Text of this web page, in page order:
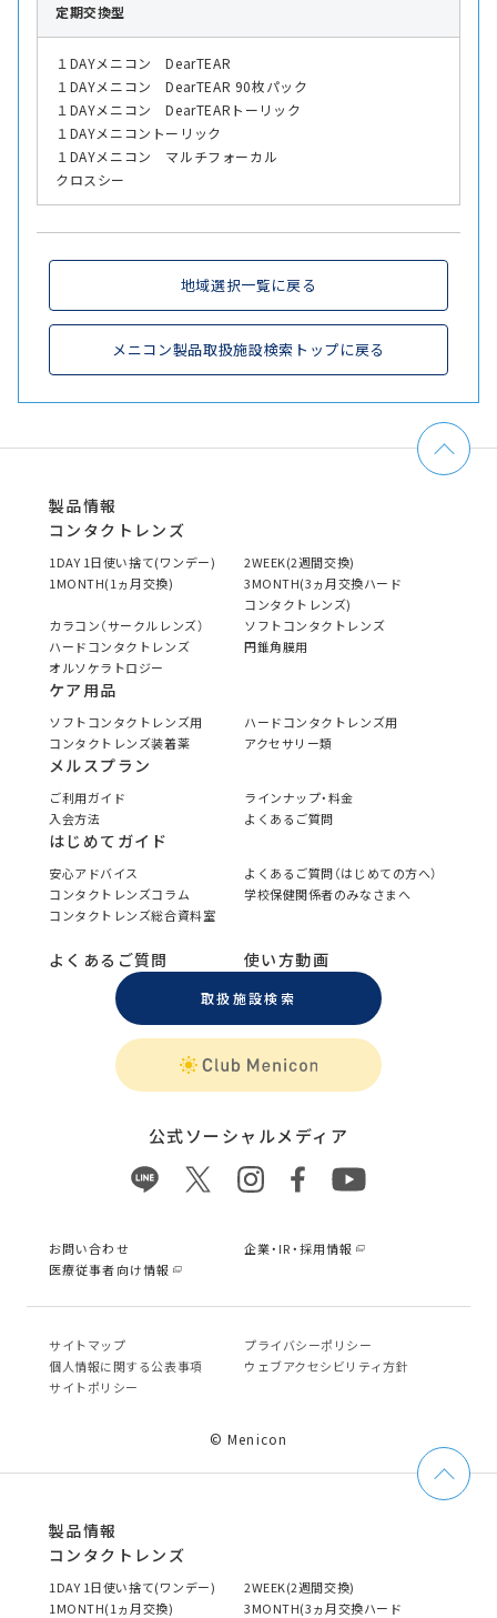
定期交換型
１DAYメニコン DearTEAR
１DAYメニコン DearTEAR 90枚パック
１DAYメニコン DearTEARトーリック
１DAYメニコントーリック
１DAYメニコン マルチフォーカル
クロスシー
地域選択一覧に戻る
メニコン製品取扱施設検索トップに戻る
製品情報
コンタクトレンズ
1DAY 1日使い捨て(ワンデー)
2WEEK(2週間交換)
1MONTH(1ヵ月交換)
3MONTH(3ヵ月交換ハード
コンタクトレンズ)
カラコン（サークルレンズ）
ソフトコンタクトレンズ
ハードコンタクトレンズ
円錐角膜用
オルソケラトロジー
ケア用品
ソフトコンタクトレンズ用
ハードコンタクトレンズ用
コンタクトレンズ装着薬
アクセサリー類
メルスプラン
ご利用ガイド
ラインナップ・料金
入会方法
よくあるご質問
はじめてガイド
安心アドバイス
よくあるご質問（はじめての方へ）
コンタクトレンズコラム
学校保健関係者のみなさまへ
コンタクトレンズ総合資料室
よくあるご質問 使い方動画
取扱施設検索
公式ソーシャルメディア
お問い合わせ
企業・IR・採用情報
医療従事者向け情報
サイトマップ
プライバシーポリシー
個⼈情報に関する公表事項
ウェブアクセシビリティ方針
サイトポリシー
© Menicon
製品情報
コンタクトレンズ
1DAY 1日使い捨て(ワンデー)
2WEEK(2週間交換)
1MONTH(1ヵ月交換)
3MONTH(3ヵ月交換ハード